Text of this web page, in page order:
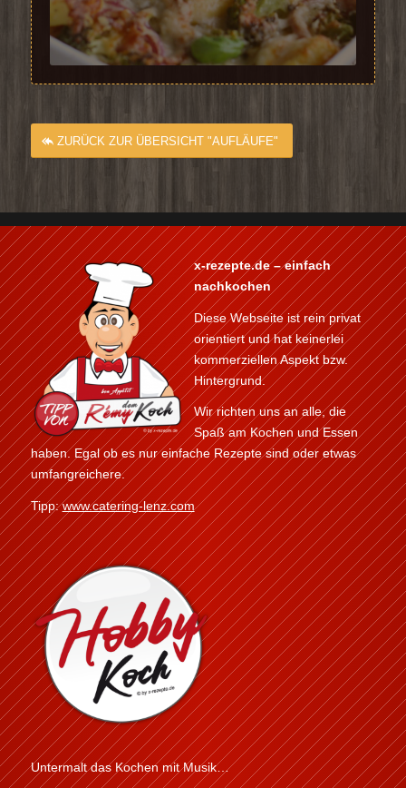
ZURÜCK ZUR ÜBERSICHT "AUFLÄUFE"
x-rezepte.de – einfach
nachkochen
Diese Webseite ist rein privat
orientiert und hat keinerlei
kommerziellen Aspekt bzw.
Hintergrund.
Wir richten uns an alle, die
Spaß am Kochen und Essen
haben. Egal ob es nur einfache Rezepte sind oder etwas
umfangreichere.
Tipp:www.catering-lenz.com
Untermalt das Kochen mit Musik…